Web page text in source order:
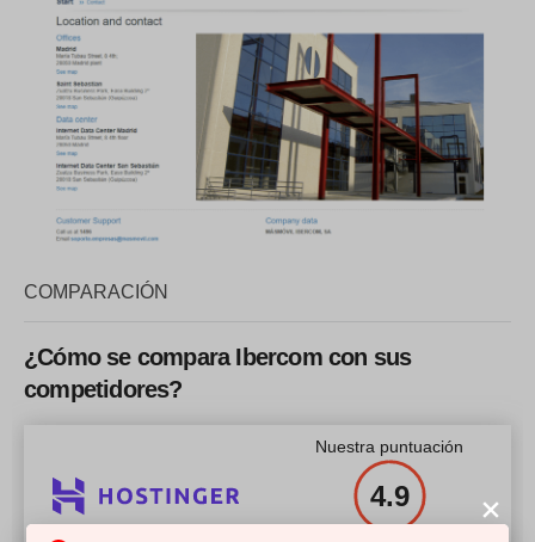
COMPARACIÓN
¿Cómo se compara Ibercom con sus
competidores?
Nuestra puntuación
4.9